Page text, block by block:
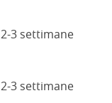
2-3 settimane
2-3 settimane